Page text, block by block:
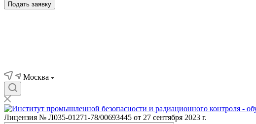
Подать заявку
Москва
Лицензия № Л035-01271-78/00693445 от 27 сентября 2023 г.